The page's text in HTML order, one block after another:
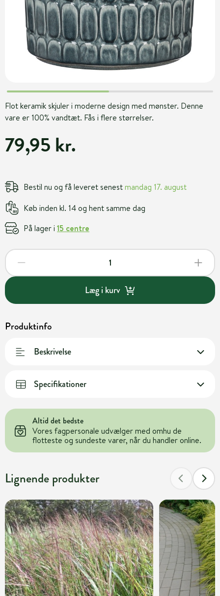
Flot keramik skjuler i moderne design med mønster. Denne
vare er 100% vandtæt. Fås i flere størrelser.
79,95 kr.
Bestil nu og få leveret senestmandag 17. august
Køb inden kl. 14 og hent samme dag
På lager i 15 centre
Læg i kurv
Produktinfo
Beskrivelse
Specifikationer
Altid det bedste
Vores fagpersonale udvælger med omhu de
flotteste og sundeste varer, når du handler online.
Lignende produkter